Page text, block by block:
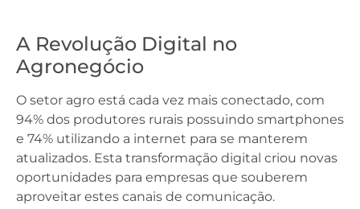
A Revolução Digital no
Agronegócio
O setor agro está cada vez mais conectado, com
94% dos produtores rurais possuindo smartphones
e 74% utilizando a internet para se manterem
atualizados. Esta transformação digital criou novas
oportunidades para empresas que souberem
aproveitar estes canais de comunicação.